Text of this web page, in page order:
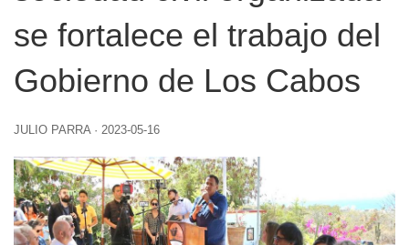
se fortalece el trabajo del
Gobierno de Los Cabos
JULIO PARRA · 2023-05-16